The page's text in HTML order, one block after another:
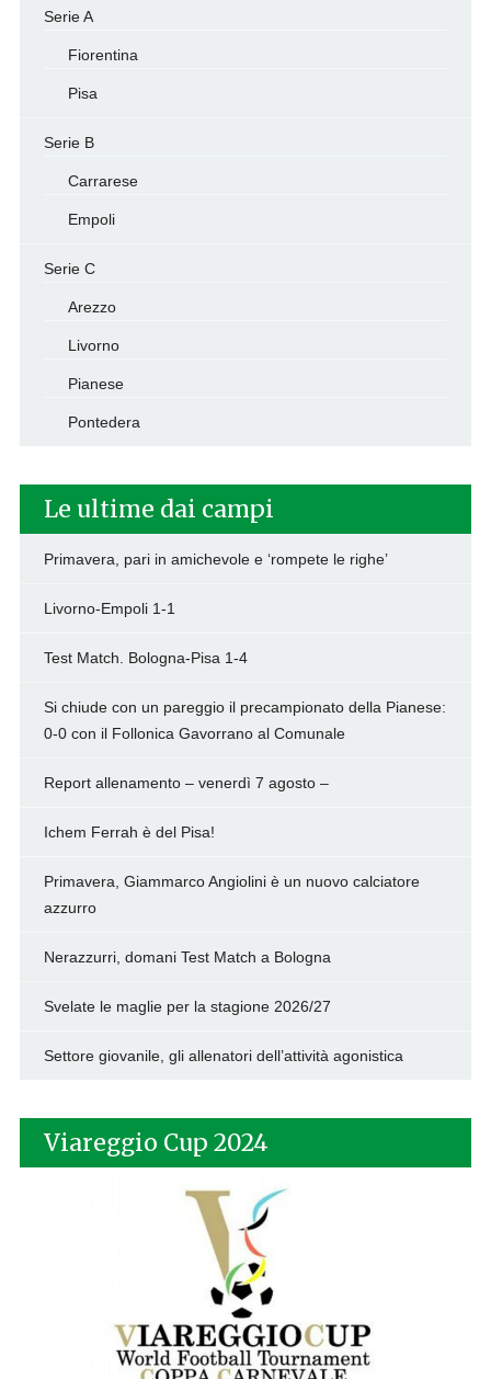
Serie A
Fiorentina
Pisa
Serie B
Carrarese
Empoli
Serie C
Arezzo
Livorno
Pianese
Pontedera
Le ultime dai campi
Primavera, pari in amichevole e ‘rompete le righe’
Livorno-Empoli 1-1
Test Match. Bologna-Pisa 1-4
Si chiude con un pareggio il precampionato della Pianese:
0-0 con il Follonica Gavorrano al Comunale
Report allenamento – venerdì 7 agosto –
Ichem Ferrah è del Pisa!
Primavera, Giammarco Angiolini è un nuovo calciatore
azzurro
Nerazzurri, domani Test Match a Bologna
Svelate le maglie per la stagione 2026/27
Settore giovanile, gli allenatori dell’attività agonistica
Viareggio Cup 2024